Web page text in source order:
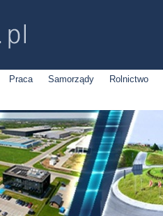
Praca Samorządy Rolnictwo